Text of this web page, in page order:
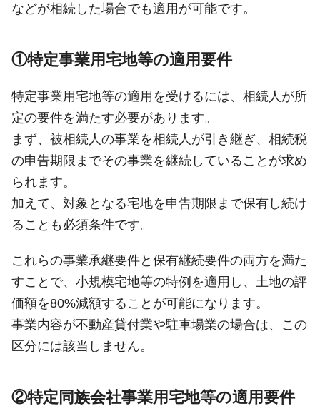
などが相続した場合でも適用が可能です。
①特定事業用宅地等の適用要件
特定事業用宅地等の適用を受けるには、相続人が所
定の要件を満たす必要があります。
まず、被相続人の事業を相続人が引き継ぎ、相続税
の申告期限までその事業を継続していることが求め
られます。
加えて、対象となる宅地を申告期限まで保有し続け
ることも必須条件です。
これらの事業承継要件と保有継続要件の両方を満た
すことで、小規模宅地等の特例を適用し、土地の評
価額を80%減額することが可能になります。
事業内容が不動産貸付業や駐車場業の場合は、この
区分には該当しません。
②特定同族会社事業用宅地等の適用要件